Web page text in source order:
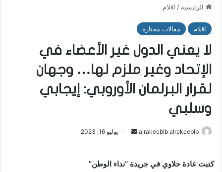
الرئيسية / اقلام
اقلام مقالات مختارة
لا يعني الدول غير الأعضاء في
الإتحاد وغير ملزم لها… وجهان
لقرار البرلمان الأوروبي: إيجابي
وسلبي
alrakeeblb alrakeeblb
ل
يوليو 16, 2023
كتبت غادة حلاوي في جريدة “نداء الوطن”